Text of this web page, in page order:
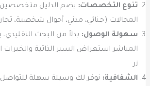
تنوع التخصصات: يضم الدليل
المجالات (جنائي، مدني، أحوال شخصية،
سهولة الوصول: بدلاً من البحث التقليدي،
المباشر استعراض السير الذاتية
زر.
الشفافية: نوفر لك وسيلة سهلة